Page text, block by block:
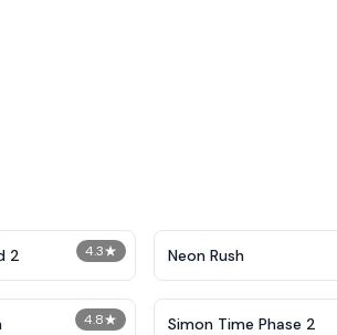
4.3★
2 Neon Rush
4.8★ Simon Time Phase 2